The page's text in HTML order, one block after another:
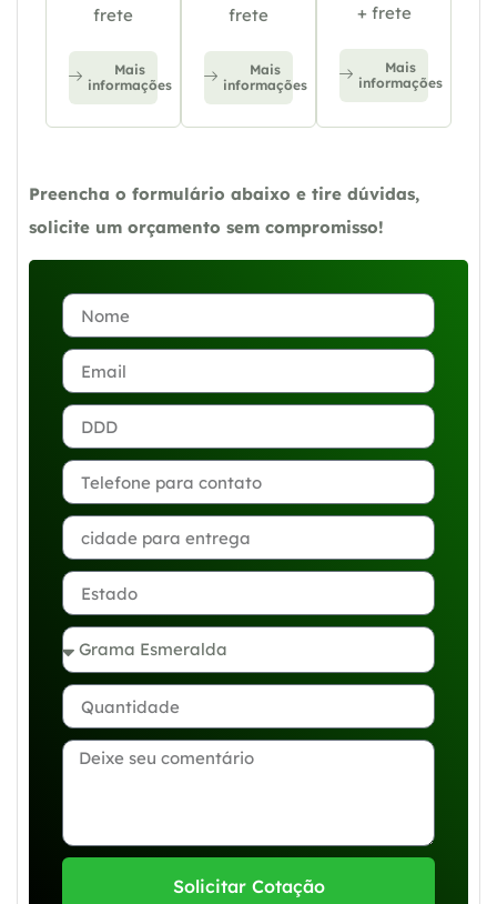
frete
Mais
informações
frete
Mais
informações
+ frete
Mais
informações
Preencha o formulário abaixo e tire dúvidas,
solicite um orçamento sem compromisso!
Solicitar Cotação